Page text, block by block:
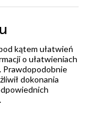
kątem ułatwień
o ułatwieniach
Prawdopodobnie
dokonania